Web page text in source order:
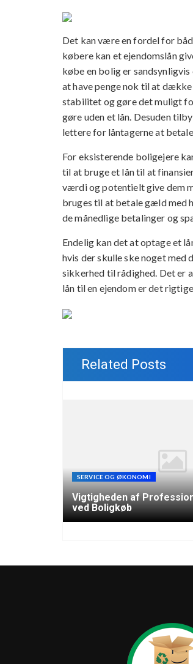
Det kan være en fordel for
købere kan et ejendomslån
købe en bolig er
at have penge nok til at
stabilitet og gøre det muligt
gøre uden et lån. Desuden
lettere for låntagerne at
For eksisterende boligejere
til at bruge et lån til at
værdi og potentielt give dem
bruges til at betale gæld med
de månedlige betalinger og
Endelig kan det at optage et
hvis der skulle ske noget med
sikkerhed til rådighed. Det er
lån til en ejendom er det
Related Posts
SERVICE OG ØKONOMI
Vigtigheden af
ved Boligkøb